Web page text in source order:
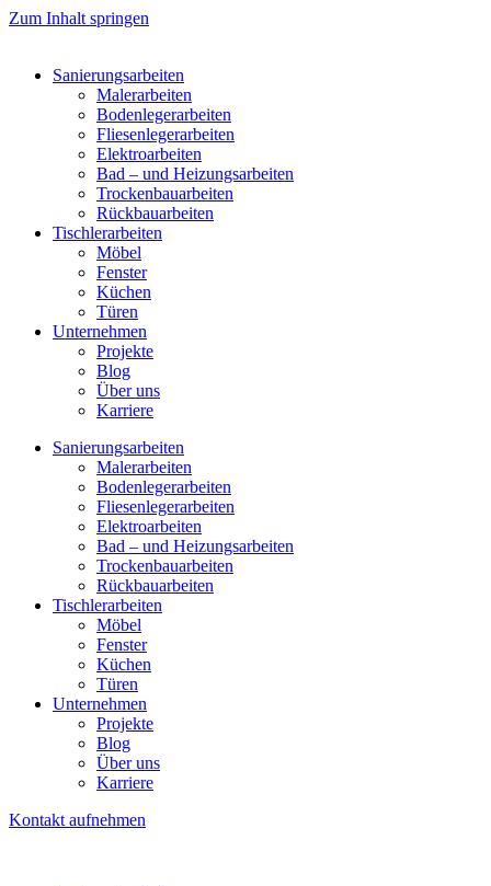
Zum Inhalt springen
Sanierungsarbeiten
Malerarbeiten
Bodenlegerarbeiten
Fliesenlegerarbeiten
Elektroarbeiten
Bad – und Heizungsarbeiten
Trockenbauarbeiten
Rückbauarbeiten
Tischlerarbeiten
Möbel
Fenster
Küchen
Türen
Unternehmen
Projekte
Blog
Über uns
Karriere
Sanierungsarbeiten
Malerarbeiten
Bodenlegerarbeiten
Fliesenlegerarbeiten
Elektroarbeiten
Bad – und Heizungsarbeiten
Trockenbauarbeiten
Rückbauarbeiten
Tischlerarbeiten
Möbel
Fenster
Küchen
Türen
Unternehmen
Projekte
Blog
Über uns
Karriere
Kontakt aufnehmen